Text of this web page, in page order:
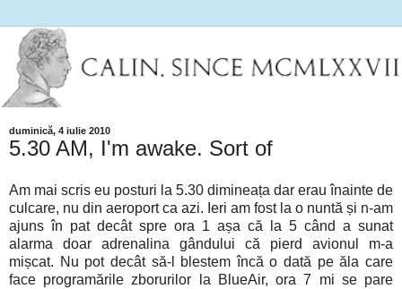
duminică, 4 iulie 2010
5.30 AM, I'm awake. Sort of
Am mai scris eu posturi la 5.30 dimineața dar erau înainte de
culcare, nu din aeroport ca azi. Ieri am fost la o nuntă și n-am
ajuns în pat decât spre ora 1 așa că la 5 când a sunat
alarma doar adrenalina gândului că pierd avionul m-a
mișcat. Nu pot decât să-l blestem încă o dată pe ăla care
face programările zborurilor la BlueAir, ora 7 mi se pare